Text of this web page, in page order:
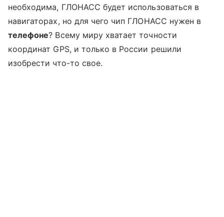
необходима, ГЛОНАСС будет использоваться в
навигаторах, но для чего чип ГЛОНАСС нужен в
телефоне? Всему миру хватает точности
координат GPS, и только в России решили
изобрести что-то свое.